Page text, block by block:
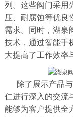
列。这些阀门采用
压、耐腐蚀等优良
需求。同时，湖泉
技术，通过智能手
大提高了工作效率
除了展示产品
仁进行深入的交流
能够为客户提供全